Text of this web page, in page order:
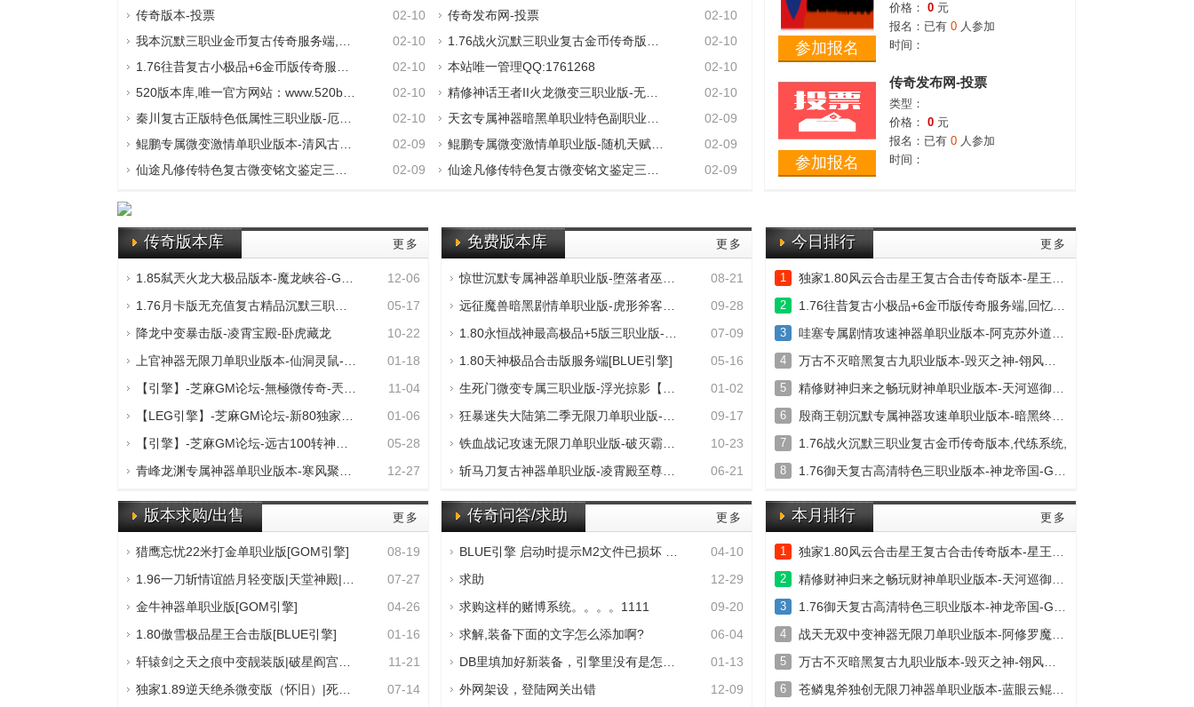
02-10
传奇版本-投票 02-10
传奇发布网-投票
02-10
02-10
02-10
02-10
本站唯一管理QQ:1761268
02-10
02-10
02-10
02-09
02-09
02-09
02-09
02-09
参加报名
价格： 0 元
报名：已有 0 人参加
时间：
参加报名
传奇发布网-投票
类型：
价格： 0 元
报名：已有 0 人参加
时间：
传奇版本库 更多
12-06
05-17
10-22
降龙中变暴击版-凌霄宝殿-卧虎藏龙
01-18
11-04
01-06
05-28
12-27
免费版本库 更多
08-21
09-28
07-09
05-16
1.80天神极品合击版服务端[BLUE引擎]
01-02
09-17
10-23
06-21
今日排行 更多
1 独家1.80风云合击星王复古合击传奇版本-星王终极
2 1.76往昔复古小极品+6金币版传奇服务端,回忆封魔
3 哇塞专属剧情攻速神器单职业版本-阿克苏外道神-G
4 万古不灭暗黑复古九职业版本-毁灭之神-翎风引擎
5 精修财神归来之畅玩财神单职业版本-天河巡御使者
6 殷商王朝沉默专属神器攻速单职业版本-暗黑终结者
7 1.76战火沉默三职业复古金币传奇版本,代练系统,
8 1.76御天复古高清特色三职业版本-神龙帝国-GOM引
版本求购/出售 更多
08-19
猎鹰忘忧22米打金单职业版[GOM引擎]
07-27
04-26
金牛神器单职业版[GOM引擎]
01-16
1.80傲雪极品星王合击版[BLUE引擎]
11-21
07-14
传奇问答/求助 更多
04-10
12-29
求助
09-20
求购这样的赌博系统。。。。1111
06-04
求解,装备下面的文字怎么添加啊?
01-13
12-09
外网架设，登陆网关出错
本月排行 更多
1 独家1.80风云合击星王复古合击传奇版本-星王终极
2 精修财神归来之畅玩财神单职业版本-天河巡御使者
3 1.76御天复古高清特色三职业版本-神龙帝国-GOM引
4 战天无双中变神器无限刀单职业版本-阿修罗魔-GOM
5 万古不灭暗黑复古九职业版本-毁灭之神-翎风引擎
6 苍鳞鬼斧独创无限刀神器单职业版本-蓝眼云鲲-GOM